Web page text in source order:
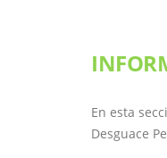
En esta
Desguace